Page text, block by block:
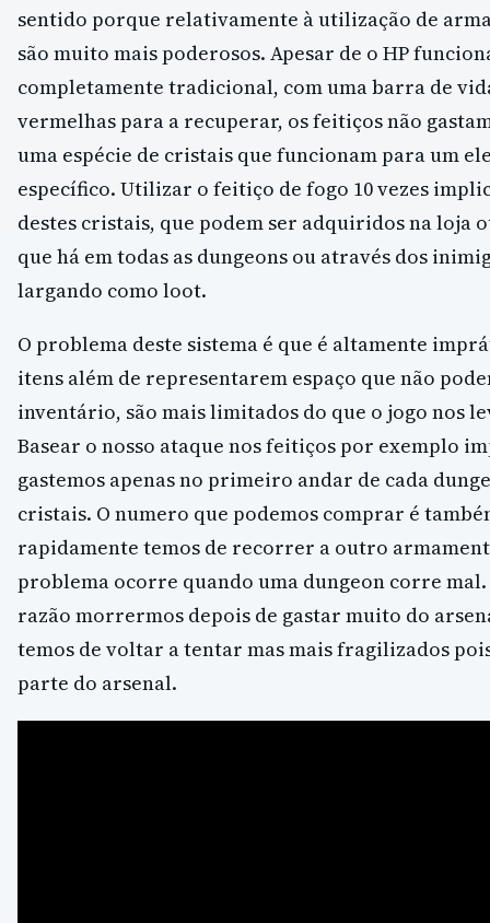
sentido porque relativamente à utilização de
são muito mais poderosos. Apesar de o HP
completamente tradicional, com uma barra de
vermelhas para a recuperar, os feitiços não
uma espécie de cristais que funcionam para um
específico. Utilizar o feitiço de fogo 10 vezes
destes cristais, que podem ser adquiridos na loja
que há em todas as dungeons ou através dos
largando como loot.
O problema deste sistema é que é altamente
itens além de representarem espaço que não
inventário, são mais limitados do que o jogo nos
Basear o nosso ataque nos feitiços por exemplo
gastemos apenas no primeiro andar de cada
cristais. O numero que podemos comprar é
rapidamente temos de recorrer a outro
problema ocorre quando uma dungeon corre mal.
razão morrermos depois de gastar muito do
temos de voltar a tentar mas mais fragilizados
parte do arsenal.